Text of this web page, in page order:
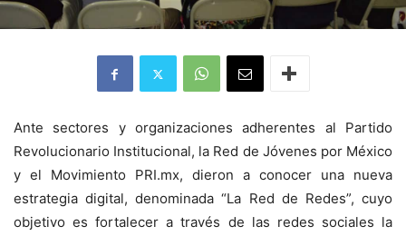
Ante sectores y organizaciones adherentes al Partido
Revolucionario Institucional, la Red de Jóvenes por México
y el Movimiento PRI.mx, dieron a conocer una nueva
estrategia digital, denominada “La Red de Redes”, cuyo
objetivo es fortalecer a través de las redes sociales la